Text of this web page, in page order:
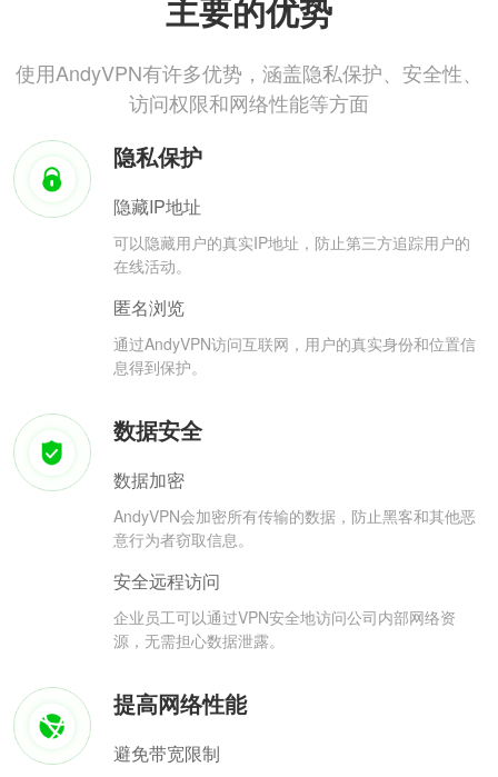
主要的优势
使用AndyVPN有许多优势，涵盖隐私保护、安全性、
访问权限和网络性能等方面
隐私保护
隐藏IP地址
可以隐藏用户的真实IP地址，防止第三方追踪用户的
在线活动。
匿名浏览
通过AndyVPN访问互联网，用户的真实身份和位置信
息得到保护。
数据安全
数据加密
AndyVPN会加密所有传输的数据，防止黑客和其他恶
意行为者窃取信息。
安全远程访问
企业员工可以通过VPN安全地访问公司内部网络资
源，无需担心数据泄露。
提高网络性能
避免带宽限制